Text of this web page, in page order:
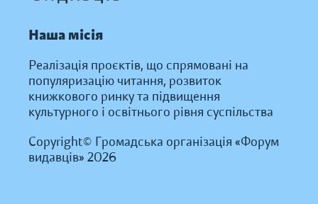
Наша місія
Реалізація проєктів, що спрямовані на
популяризацію читання, розвиток
книжкового ринку та підвищення
культурного і освітнього рівня суспільства
Copyright© Громадська організація «Форум
видавців» 2026